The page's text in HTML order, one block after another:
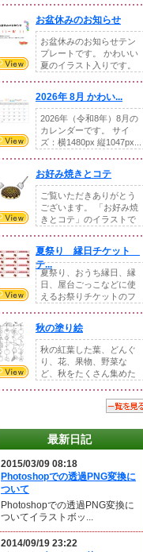
お盆休みのお知らせ
お盆休みのお知らせテン
プレートです。 かわいい
夏のイラスト入りです。
2026年 8月 かわい...
2026年（令和8年）8月の
カレンダーです。 サイ
ズ：横1480px 縦1047px...
お好み焼きとコテ
ご覧いただきありがとう
ございます。 「お好み焼
きとコテ」のイラストで
夏祭り 縁日チケット
テ...
夏祭り、おうち縁日、縁
日、屋台ごっこなどに使
えるお祭りチケットのフ
秋の塗り絵
秋の紅葉した葉、どんぐ
り、花、果物、野菜な
ど、秋をたくさん集めた
最新日記
2015/03/09 08:18
Photoshopでの透過PNG変換に
ついて
Photoshopでの透過PNG変換に
ついてイラストボッ...
2014/09/19 23:22